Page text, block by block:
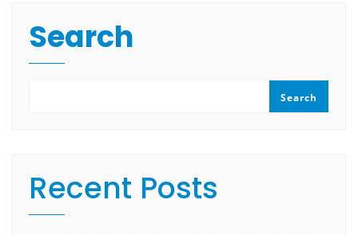
Search
Search
Recent Posts